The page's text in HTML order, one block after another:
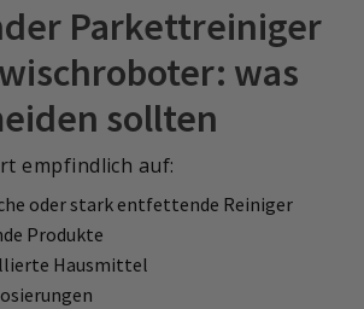
Parkettreiniger
was
sollten
empfindlich auf:
oder stark entfettende Reiniger
Produkte
Hausmittel